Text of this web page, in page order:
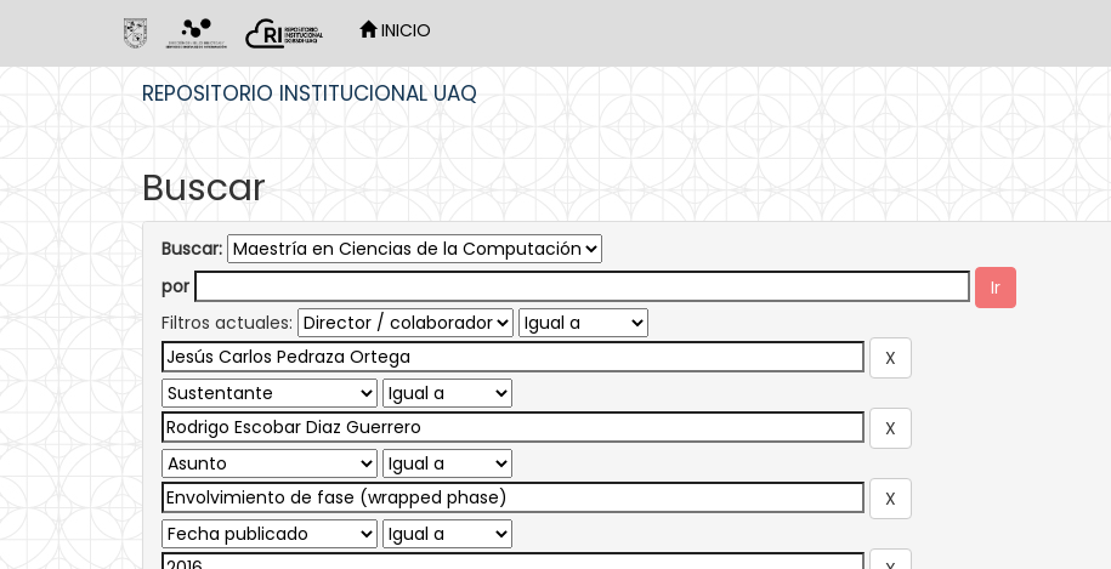
INICIO
REPOSITORIO INSTITUCIONAL UAQ
Buscar
Buscar:
por
Filtros actuales: